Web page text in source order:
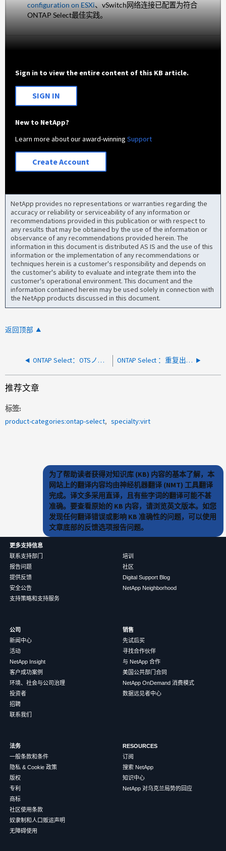
configuration on ESXi、vSwitch网络连接已配置为符合
ONTAP Select最佳实践。
Sign in to view the entire content of this KB article.
SIGN IN
New to NetApp?
Learn more about our award-winningSupport
Create Account
NetApp provides no representations or warranties regarding the
accuracy or reliability or serviceability of any information or
recommendations provided in this publication or with respect to
any results that may be obtained by the use of the information or
observance of any recommendations provided herein. The
information in this document is distributed AS IS and the use of this
information or the implementation of any recommendations or
techniques herein is a customer's responsibility and depends on
the customer's ability to evaluate and integrate them into the
customer's operational environment. This document and the
information contained herein may be used solely in connection with
the NetApp products discussed in this document.
返回顶部
ONTAP Select：OTSノードを新しいESXiホストに移行したあとにクラスタの更新処理が失敗する ONTAP Select ：重复出现SyncMirror 丛失败警报
推荐文章
标签
product-categories:ontap-select
specialty:virt
为了帮助读者获得对知识库 (KB) 内容的基本了解，本
网站上的翻译内容均由神经机器翻译 (NMT) 工具翻译
完成。译文多采用直译，且有些字词的翻译可能不甚
准确。要查看原始的 KB 内容，请浏览英文版本。如您
发现任何翻译错误或影响 KB 准确性的问题，可以使用
文章底部的反馈选项报告问题。
更多支持信息
联系支持部门
报告问题
提供反馈
安全公告
支持策略和支持服务
培训
社区
Digital Support Blog
NetApp Neighborhood
公司
新闻中心
活动
NetApp Insight
客户成功案例
环境、社会与公司治理
投资者
招聘
联系我们
销售
先试后买
寻找合作伙伴
与 NetApp 合作
美国公共部门合同
NetApp OnDemand 消费模式
数据远见者中心
法务
一般条款和条件
隐私 & Cookie 政策
版权
专利
商标
社区使用条款
奴隶制和人口贩运声明
无障碍使用
RESOURCES
订阅
搜索 NetApp
知识中心
NetApp 对乌克兰局势的回应